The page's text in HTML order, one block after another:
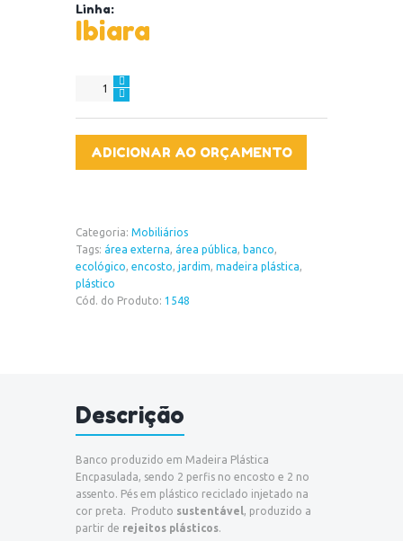
Linha:
Ibiara
Banco
Madeira
Plástica
Ibiara
com
ADICIONAR AO ORÇAMENTO
Categoria: Mobiliários
Tags: área externa, área pública, banco,
ecológico, encosto, jardim, madeira plástica,
plástico
Cód. do Produto: 1548
Descrição
Banco produzido em Madeira Plástica
Encpasulada, sendo 2 perfis no encosto e 2 no
assento. Pés em plástico reciclado injetado na
cor preta. Produto sustentável, produzido a
partir de rejeitos plásticos.